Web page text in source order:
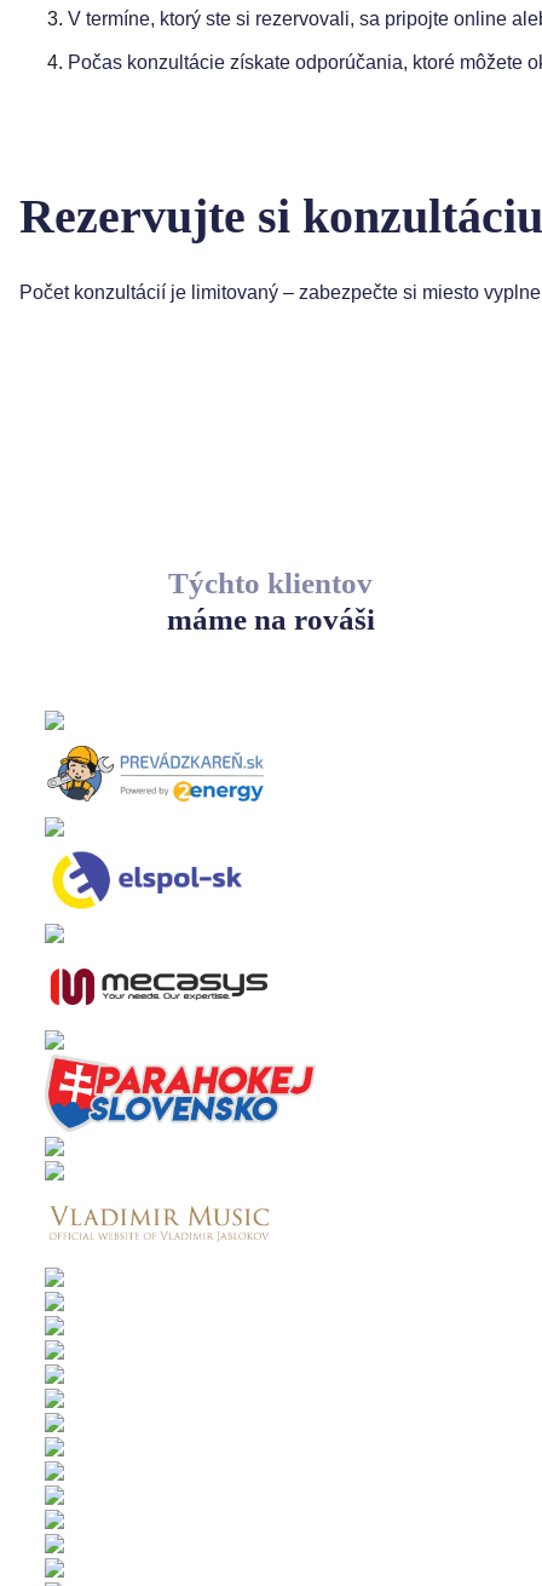
V termíne, ktorý ste si rezervovali, sa pripojte online
Počas konzultácie získate odporúčania, ktoré môžete
Rezervujte si
Počet konzultácií je limitovaný – zabezpečte si miesto
Týchto klientov
máme na rováši